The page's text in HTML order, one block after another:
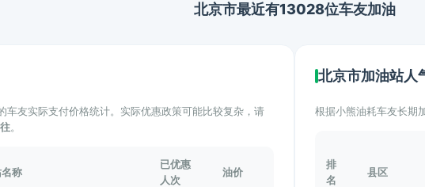
北京市最近有13028位车友加油
友实际支付价格统计。实际优惠政策可能比较复杂，请
。
称
已优惠
人次
油价
北京市加油站人
根据小熊油耗车友长期
排
名
县区